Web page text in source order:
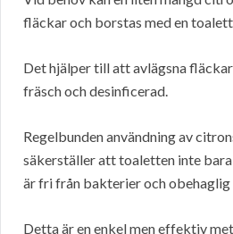
fläckar och borstas med en
Det hjälper till att avlägsna
fräsch och desinficerad.
Regelbunden användning av
säkerställer att toaletten inte bara
är fri från bakterier och
Detta är en enkel men effektiv